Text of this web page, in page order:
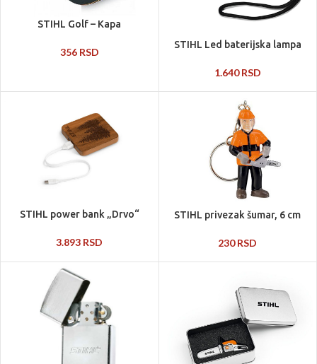
STIHL Golf – Kapa
356 RSD
STIHL Led baterijska lampa
1.640RSD
STIHL power bank „Drvo“
3.893 RSD
STIHL privezak šumar, 6 cm
230RSD